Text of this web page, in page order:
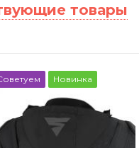
товары
Новинка